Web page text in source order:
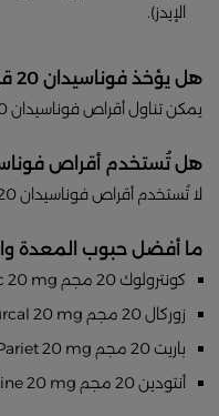
الإيدز).
هل يؤخذ فوناسيدان 20 قبل الأكل ولا بعده؟
يمكن تناول أقراص فوناسيدان 20 مجم أو 10 مجم بعد الطعام أو دونه.
هل تُستخدم أقراص
لا تُستخدم أقراص فوناسيدان 20 مجم أو 10 مجم لإنقاص الوزن.
ما أفضل حبوب المعدة
كونترولوك 20 مجم Controloc 20 mg.
زوركال 20 مجم Zurcal 20 mg.
باريت 20 مجم Pariet 20 mg.
أنتودين 20 مجم Antodine 20 mg.